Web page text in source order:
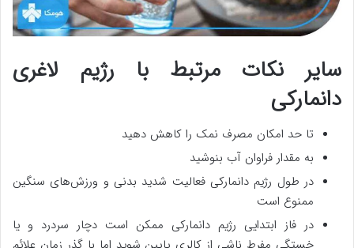
سایر نکات مرتبط با رژیم لاغری
دانمارکی
تا حد امکان مصرف نمک را کاهش دهید
به مقدار فراوان آب بنوشید
در طول رژیم دانمارکی فعالیت شدید بدنی و ورزش‌های سنگین
ممنوع است
در فاز ابتدایی رژیم دانمارکی ممکن است دچار سردرد و یا